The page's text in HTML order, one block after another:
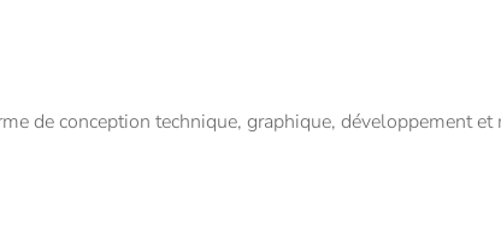
de conception technique, graphique, développement et